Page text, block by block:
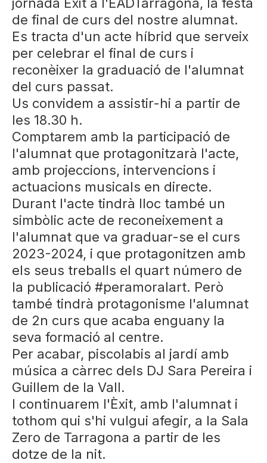
jornada Èxit a l'EADTarragona, la festa
de final de curs del nostre alumnat.
Es tracta d'un acte híbrid que serveix
per celebrar el final de curs i
reconèixer la graduació de l'alumnat
del curs passat.
Us convidem a assistir-hi a partir de
les 18.30 h.
Comptarem amb la participació de
l'alumnat que protagonitzarà l'acte,
amb projeccions, intervencions i
actuacions musicals en directe.
Durant l'acte tindrà lloc també un
simbòlic acte de reconeixement a
l'alumnat que va graduar-se el curs
2023-2024, i que protagonitzen amb
els seus treballs el quart número de
la publicació #peramoralart. Però
també tindrà protagonisme l'alumnat
de 2n curs que acaba enguany la
seva formació al centre.
Per acabar, piscolabis al jardí amb
música a càrrec dels DJ Sara Pereira i
Guillem de la Vall.
I continuarem l'Èxit, amb l'alumnat i
tothom qui s'hi vulgui afegir, a la Sala
Zero de Tarragona a partir de les
dotze de la nit.